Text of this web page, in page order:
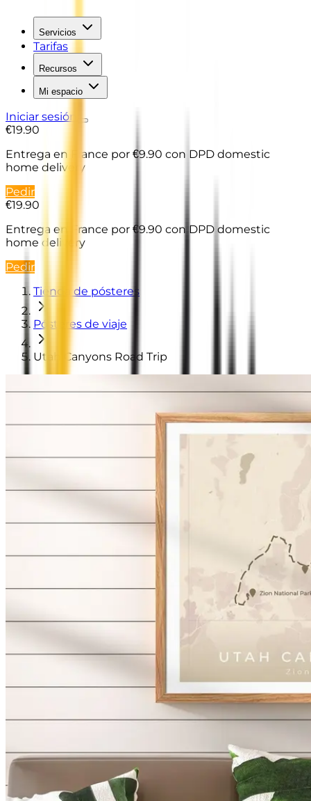
Servicios
Tarifas
Recursos
Mi espacio
Iniciar sesión
€19.90
Entrega en France por €9.90 con DPD domestic
home delivery
Pedir
€19.90
Entrega en France por €9.90 con DPD domestic
home delivery
Pedir
Tienda de pósteres
Pósteres de viaje
Utah Canyons Road Trip